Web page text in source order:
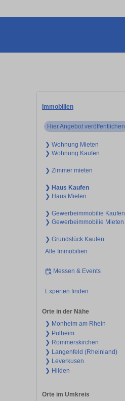
Immobilien
Hier Angebot veröffentlichen
❯ Wohnung Mieten
❯ Wohnung Kaufen
❯ Zimmer mieten
❯ Haus Kaufen
❯ Haus Mieten
❯ Gewerbeimmobilie Kaufen
❯ Gewerbeimmobilie Mieten
❯ Grundstück Kaufen
Alle Immobilien
Messen & Events
Experten finden
Orte in der Nähe
❯ Monheim am Rhein
❯ Pulheim
❯ Rommerskirchen
❯ Langenfeld (Rheinland)
❯ Leverkusen
❯ Hilden
Orte im Umkreis